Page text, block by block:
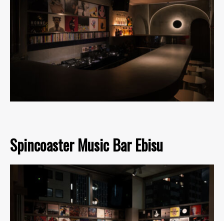
Spincoaster Music Bar Ebisu